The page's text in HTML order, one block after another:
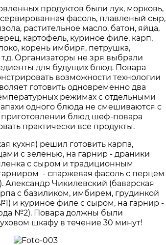
продуктов были лук, морковь,
фасоль, плавленый сыр,
растительное масло, батон, яйца,
картофель, куриное филе, карп,
корень имбиря, петрушка,
т.д. Организаторы не зря выбрали
для будущих блюд. Повара
возможности технологии
готовить одновременно два
режимах с отдельными
одного блюда не смешиваются с
приготовлении блюд шеф-повара
практически все продукты.
кухня) решил готовить карпа,
с зеленью, на гарнир - драники
с сыром и традиционным
- спаржевая фасоль с перцем
Чикилевский (баварская
с базиликом, имбирем, грудинкой
и куриное филе с сыром, на гарнир -
№2). Повара должны были
шкафу в течение 30 минут!